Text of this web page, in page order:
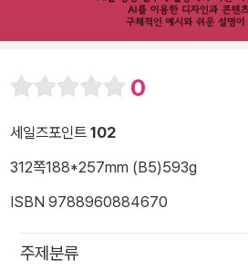
0
세일즈포인트 102
312쪽188*257mm (B5)593g
ISBN 9788960884670
주제분류